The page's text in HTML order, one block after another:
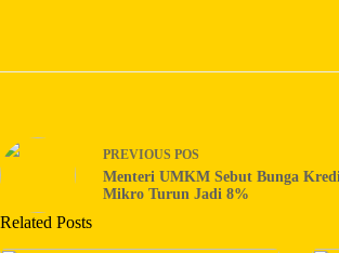
PREVIOUS POS
Menteri UMKM Sebut Bunga
Mikro Turun Jadi 8%
Related Posts